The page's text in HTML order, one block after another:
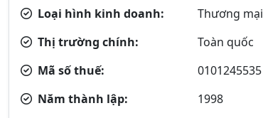
Loại hình kinh doanh:
Thương mại
Thị trường chính:
Toàn quốc
Mã số thuế:
0101245535
Năm thành lập:
1998